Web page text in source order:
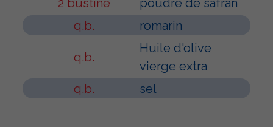
2 bustine
poudre de safran
q.b.
romarin
q.b.
Huile d'olive
vierge extra
q.b.
sel